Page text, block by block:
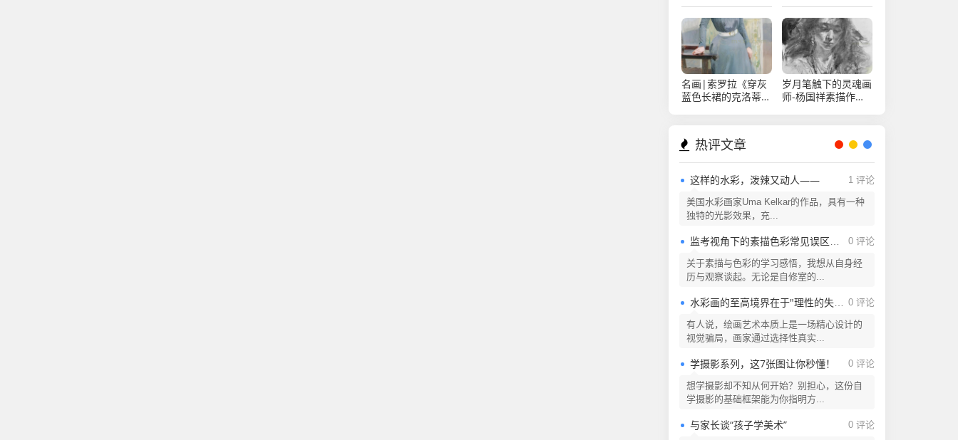
名画|索罗拉《穿灰
蓝色长裙的克洛蒂尔
岁月笔触下的灵魂画
师-杨国祥素描作品
热评文章
1 评论
这样的水彩，泼辣又动人——
美国水彩画家Uma Kelkar的作品，具有一种
独特的光影效果，充...
0 评论
监考视角下的素描色彩常见误区解析
关于素描与色彩的学习感悟，我想从自身经
历与观察谈起。无论是自修室的...
0 评论
水彩画的至高境界在于"理性的失控"
有人说，绘画艺术本质上是一场精心设计的
视觉骗局，画家通过选择性真实...
0 评论
学摄影系列，这7张图让你秒懂！
想学摄影却不知从何开始？别担心，这份自
学摄影的基础框架能为你指明方...
0 评论
与家长谈“孩子学美术”